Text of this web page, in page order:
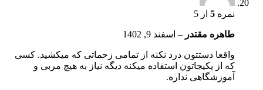
نمره 5 از 5
طاهره مقتدر – اسفند 9, 1402
واقعا دستتون درد نکنه از تمامی زحماتی که میکشید. کسی
که از پکیجاتون استفاده میکنه دیگه نیاز به هیچ مربی و
آموزشگاهی نداره.